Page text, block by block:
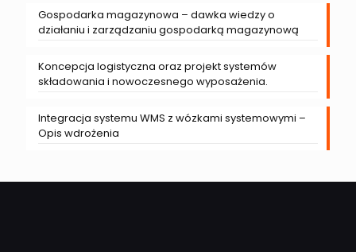
Gospodarka magazynowa – dawka wiedzy o
działaniu i zarządzaniu gospodarką magazynową
Koncepcja logistyczna oraz projekt systemów
składowania i nowoczesnego wyposażenia.
Integracja systemu WMS z wózkami systemowymi –
Opis wdrożenia